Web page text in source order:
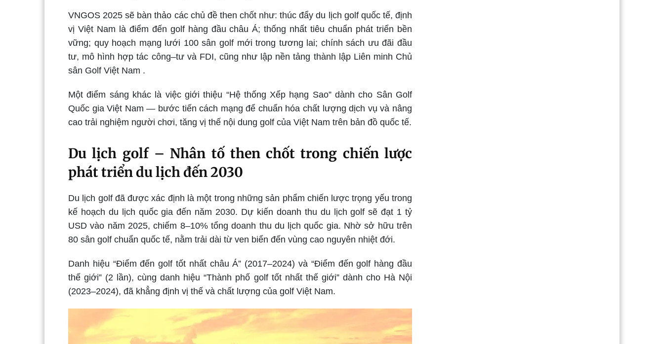
VNGOS 2025 sẽ bàn thảo các chủ đề then chốt như: thúc đẩy du lịch golf quốc tế, định
vị Việt Nam là điểm đến golf hàng đầu châu Á; thống nhất tiêu chuẩn phát triển bền
vững; quy hoạch mạng lưới 100 sân golf mới trong tương lai; chính sách ưu đãi đầu
tư, mô hình hợp tác công–tư và FDI, cũng như lập nền tảng thành lập Liên minh Chủ
sân Golf Việt Nam .
Một điểm sáng khác là việc giới thiệu “Hệ thống Xếp hạng Sao” dành cho Sân Golf
Quốc gia Việt Nam — bước tiến cách mạng để chuẩn hóa chất lượng dịch vụ và nâng
cao trải nghiệm người chơi, tăng vị thế nội dung golf của Việt Nam trên bản đồ quốc tế.
Du lịch golf – Nhân tố then chốt trong chiến lược
phát triển du lịch đến 2030
Du lịch golf đã được xác định là một trong những sản phẩm chiến lược trọng yếu trong
kế hoạch du lịch quốc gia đến năm 2030. Dự kiến doanh thu du lịch golf sẽ đạt 1 tỷ
USD vào năm 2025, chiếm 8–10% tổng doanh thu du lịch quốc gia. Nhờ sở hữu trên
80 sân golf chuẩn quốc tế, nằm trải dài từ ven biển đến vùng cao nguyên nhiệt đới.
Danh hiệu “Điểm đến golf tốt nhất châu Á” (2017–2024) và “Điểm đến golf hàng đầu
thế giới” (2 lần), cùng danh hiệu “Thành phố golf tốt nhất thế giới” dành cho Hà Nội
(2023–2024), đã khẳng định vị thế và chất lượng của golf Việt Nam.